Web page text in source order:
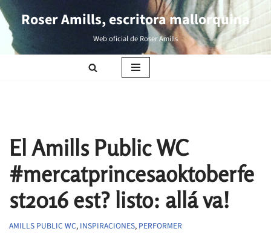
Saltar
al
Roser Amills, escritora mallorquina
Web oficial de Roser Amills
El Amills Public WC
#mercatprincesaoktoberfe
st2016 est? listo: allá va!
AMILLS PUBLIC WC, INSPIRACIONES, PERFORMER